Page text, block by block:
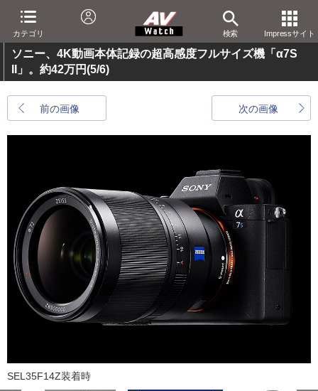
カテゴリ 検索 Impressサイト
ソニー、4K動画本体記録の超高感度フルサイズ機「α7S
II」。約42万円(5/6)
前の画像 次の画像
SEL35F14Z装着時